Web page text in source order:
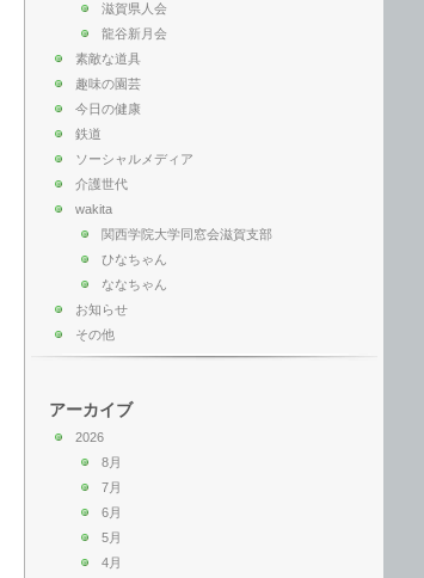
滋賀県人会
龍谷新月会
素敵な道具
趣味の園芸
今日の健康
鉄道
ソーシャルメディア
介護世代
wakita
関西学院大学同窓会滋賀支部
ひなちゃん
ななちゃん
お知らせ
その他
アーカイブ
2026
8月
7月
6月
5月
4月